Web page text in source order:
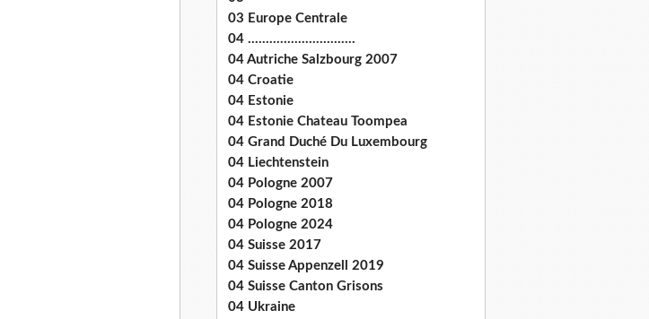
03 Europe Centrale
04 ..............................
04 Autriche Salzbourg 2007
04 Croatie
04 Estonie
04 Estonie Chateau Toompea
04 Grand Duché Du Luxembourg
04 Liechtenstein
04 Pologne 2007
04 Pologne 2018
04 Pologne 2024
04 Suisse 2017
04 Suisse Appenzell 2019
04 Suisse Canton Grisons
04 Ukraine